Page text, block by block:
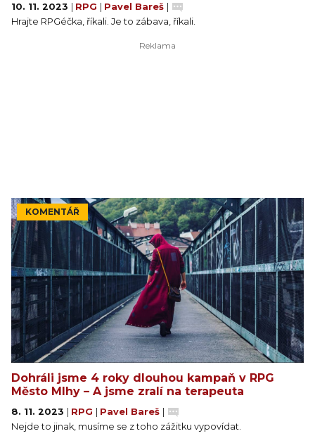
10. 11. 2023 | RPG | Pavel Bareš |
Hrajte RPGéčka, říkali. Je to zábava, říkali.
KOMENTÁŘ
Dohráli jsme 4 roky dlouhou kampaň v RPG
Město Mlhy – A jsme zralí na terapeuta
8. 11. 2023 | RPG | Pavel Bareš |
Nejde to jinak, musíme se z toho zážitku vypovídat.